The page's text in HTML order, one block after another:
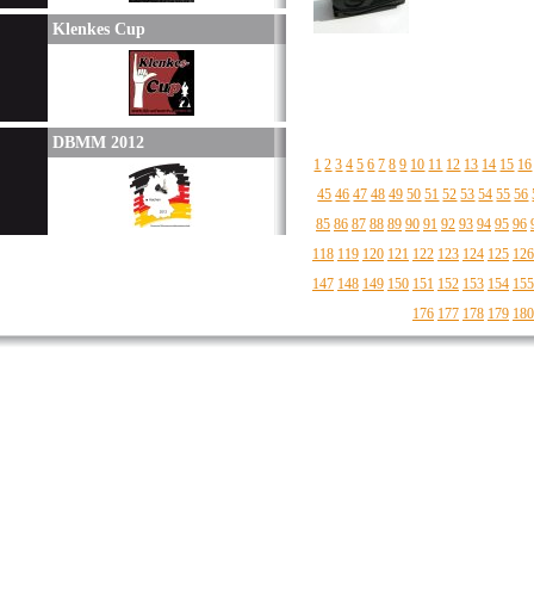
Klenkes Cup
DBMM 2012
1 2 3 4 5 6 7 8 9 10 11 12 13 14 15 16
45 46 47 48 49 50 51 52 53 54 55 56
85 86 87 88 89 90 91 92 93 94 95 96
118 119 120 121 122 123 124 125 126
147 148 149 150 151 152 153 154 155
176 177 178 179 180